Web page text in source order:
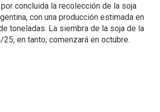
concluida la recolección de la soja
con una producción estimada en
toneladas. La siembra de la soja de la
en tanto, comenzará en octubre.